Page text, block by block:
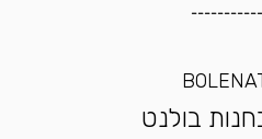
בולנט